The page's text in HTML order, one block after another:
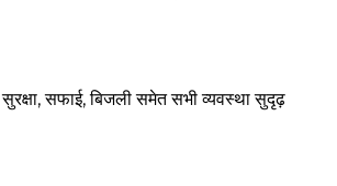
सफाई, बिजली समेत सभी व्यवस्था सुदृढ़